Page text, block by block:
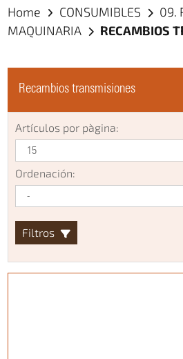
Home CONSUMIBLES
09.
MAQUINARIA
RECAMBIOS
Recambios transmisiones
Artículos por pàgina:
Ordenación:
Filtros